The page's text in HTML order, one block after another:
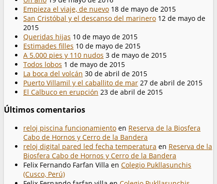
Empieza el viaje, de nuevo 18 de mayo de 2015
San Cristóbal y el descanso del marinero 12 de mayo de
2015
Queridas hijas 10 de mayo de 2015
Estimades filles 10 de mayo de 2015
A 5.000 pies y 110 nudos 3 de mayo de 2015
Todos lobos 1 de mayo de 2015
La boca del volcán 30 de abril de 2015
Puerto Villamil y el caballito de mar 27 de abril de 2015
El Calbuco en erupción 23 de abril de 2015
Últimos comentarios
reloj piscina funcionamiento en Reserva de la Biosfera
Cabo de Hornos y Cerro de la Bandera
reloj digital pared led fecha temperatura en Reserva de la
Biosfera Cabo de Hornos y Cerro de la Bandera
Felix Fernando Farfan Villa en Colegio Pukllasunchis
(Cusco, Perú)